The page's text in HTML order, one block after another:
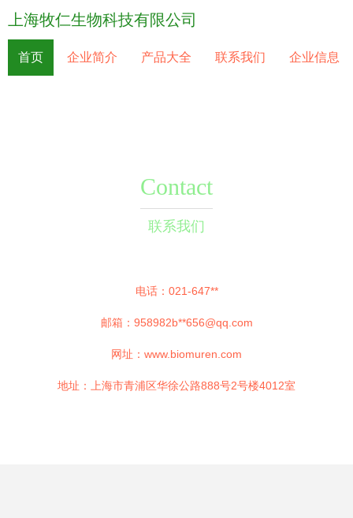
上海牧仁生物科技有限公司
首页 企业简介 产品大全 联系我们 企业信息
Contact
联系我们
电话：021-647**
邮箱：958982b**656@qq.com
网址： www.biomuren.com
地址：上海市青浦区华徐公路888号2号楼4012室